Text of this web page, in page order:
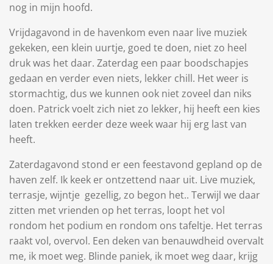
nog in mijn hoofd.
Vrijdagavond in de havenkom even naar live muziek
gekeken, een klein uurtje, goed te doen, niet zo heel
druk was het daar. Zaterdag een paar boodschapjes
gedaan en verder even niets, lekker chill. Het weer is
stormachtig, dus we kunnen ook niet zoveel dan niks
doen. Patrick voelt zich niet zo lekker, hij heeft een kies
laten trekken eerder deze week waar hij erg last van
heeft.
Zaterdagavond stond er een feestavond gepland op de
haven zelf. Ik keek er ontzettend naar uit. Live muziek,
terrasje, wijntje gezellig, zo begon het.. Terwijl we daar
zitten met vrienden op het terras, loopt het vol
rondom het podium en rondom ons tafeltje. Het terras
raakt vol, overvol. Een deken van benauwdheid overvalt
me, ik moet weg. Blinde paniek, ik moet weg daar, krijg